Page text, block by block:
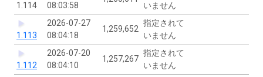
1.114
08:03:58
いません
1.113
2026-07-27
08:04:18
1,259,652
指定されて
いません
1.112
2026-07-20
08:04:10
1,257,267
指定されて
いません